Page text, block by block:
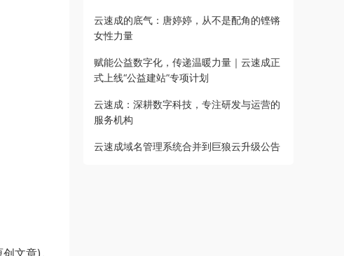
文章)。
云速成的底气：唐婷婷，从不是配角的铿锵
女性力量
赋能公益数字化，传递温暖力量｜云速成正
式上线“公益建站”专项计划
云速成：深耕数字科技，专注研发与运营的
服务机构
云速成域名管理系统合并到巨狼云升级公告